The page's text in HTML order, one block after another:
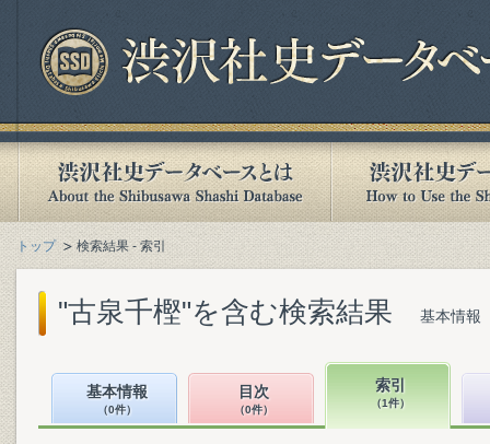
トップ 検索結果 - 索引
"古泉千樫"を含む検索結果 基本情報
基本情報
（0件）
目次
（0件）
索引
（1件）